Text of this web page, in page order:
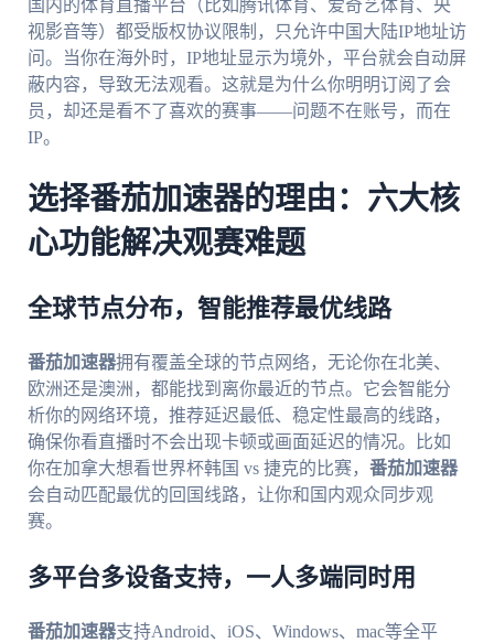
国内的体育直播平台（比如腾讯体育、爱奇艺体育、央
视影音等）都受版权协议限制，只允许中国大陆IP地址访
问。当你在海外时，IP地址显示为境外，平台就会自动屏
蔽内容，导致无法观看。这就是为什么你明明订阅了会
员，却还是看不了喜欢的赛事——问题不在账号，而在
IP。
选择番茄加速器的理由：六大核
心功能解决观赛难题
全球节点分布，智能推荐最优线路
番茄加速器拥有覆盖全球的节点网络，无论你在北美、
欧洲还是澳洲，都能找到离你最近的节点。它会智能分
析你的网络环境，推荐延迟最低、稳定性最高的线路，
确保你看直播时不会出现卡顿或画面延迟的情况。比如
你在加拿大想看世界杯韩国 vs 捷克的比赛， 番茄加速器
会自动匹配最优的回国线路，让你和国内观众同步观
赛。
多平台多设备支持，一人多端同时用
番茄加速器支持Android、iOS、Windows、mac等全平